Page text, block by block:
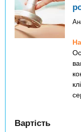
n
Вартість